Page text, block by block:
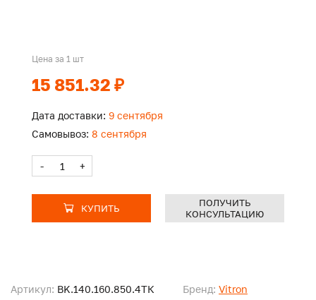
Артикул: BK.140.160.850.4ТК Бренд: Vitron
Цена за 1 шт
15 851.32 ₽
Дата доставки: 9 сентября
Самовывоз: 8 сентября
- +
КУПИТЬ
ПОЛУЧИТЬ
КОНСУЛЬТАЦИЮ